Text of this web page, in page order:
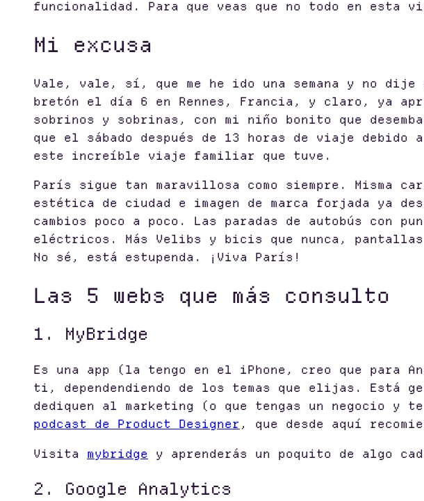
funcionalidad. Para que veas que no todo en esta
Mi excusa
Vale, vale, sí, que me he ido una semana y no dije
bretón el día 6 en Rennes, Francia, y claro, ya
sobrinos y sobrinas, con mi niño bonito que
que el sábado después de 13 horas de viaje
este increíble viaje familiar que tuve.
París sigue tan maravillosa como siempre. Misma
estética de ciudad e imagen de marca forjada ya
cambios poco a poco. Las paradas de autobús con
eléctricos. Más Velibs y bicis que nunca,
No sé, está estupenda. ¡Viva París!
Las 5 webs que más consulto
1. MyBridge
Es una app (la tengo en el iPhone, creo que para
ti, dependendiendo de los temas que elijas. Está
dediquen al marketing (o que tengas un negocio y
podcast de Product Designer, que desde aquí
Visita mybridge y aprenderás un poquito de algo
2. Google Analytics